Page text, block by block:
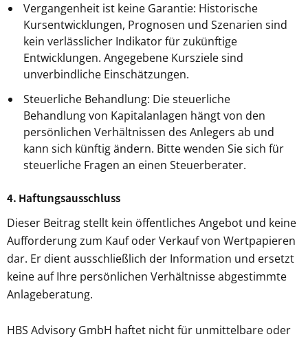
Vergangenheit ist keine Garantie: Historische
Kursentwicklungen, Prognosen und Szenarien sind
kein verlässlicher Indikator für zukünftige
Entwicklungen. Angegebene Kursziele sind
unverbindliche Einschätzungen.
Steuerliche Behandlung: Die steuerliche
Behandlung von Kapitalanlagen hängt von den
persönlichen Verhältnissen des Anlegers ab und
kann sich künftig ändern. Bitte wenden Sie sich für
steuerliche Fragen an einen Steuerberater.
4. Haftungsausschluss
Dieser Beitrag stellt kein öffentliches Angebot und keine
Aufforderung zum Kauf oder Verkauf von Wertpapieren
dar. Er dient ausschließlich der Information und ersetzt
keine auf Ihre persönlichen Verhältnisse abgestimmte
Anlageberatung.
HBS Advisory GmbH haftet nicht für unmittelbare oder